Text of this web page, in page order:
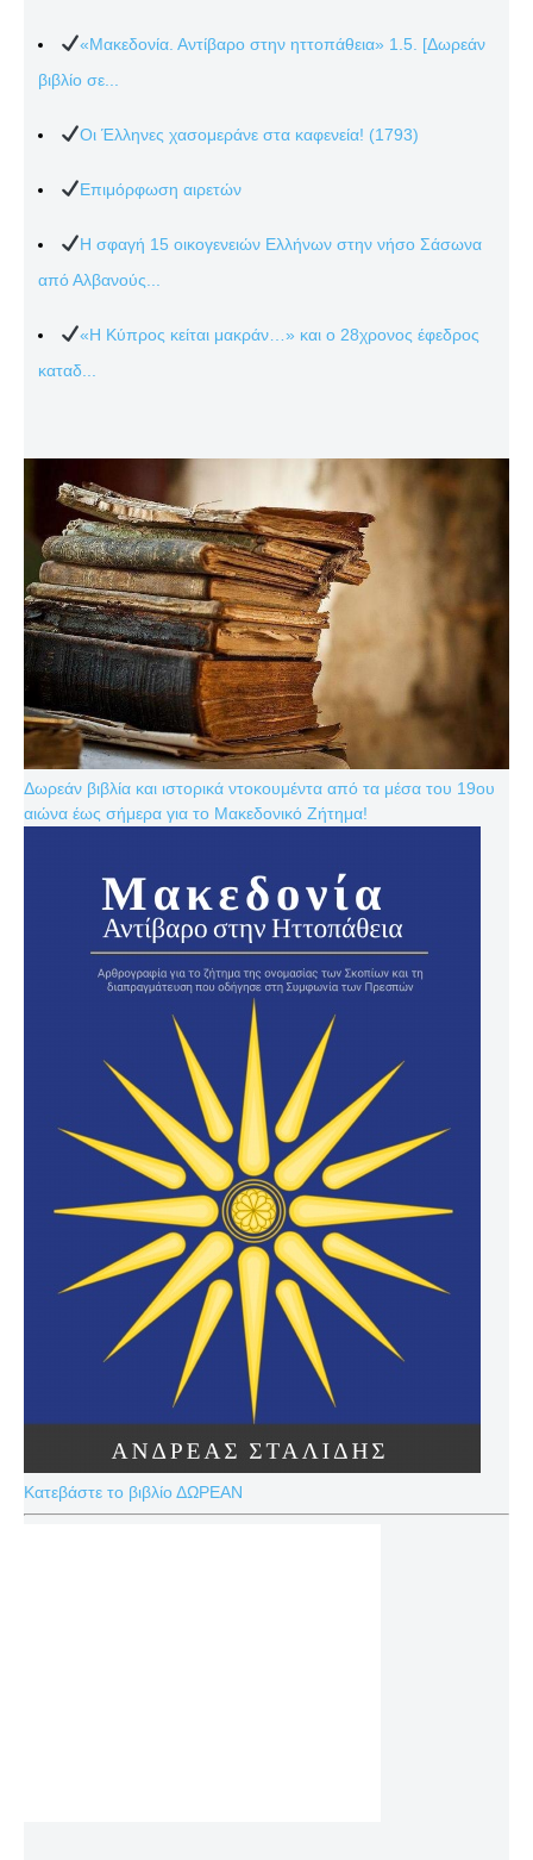
«Μακεδονία. Αντίβαρο στην ηττοπάθεια» 1.5. [Δωρεάν
βιβλίο σε...
Οι Έλληνες χασομεράνε στα καφενεία! (1793)
Επιμόρφωση αιρετών
Η σφαγή 15 οικογενειών Ελλήνων στην νήσο Σάσωνα
από Αλβανούς...
«Η Κύπρος κείται μακράν…» και ο 28χρονος έφεδρος
καταδ...
Δωρεάν βιβλία και ιστορικά ντοκουμέντα από τα μέσα του 19ου
αιώνα έως σήμερα για το Μακεδονικό Ζήτημα!
Κατεβάστε το βιβλίο ΔΩΡΕΑΝ